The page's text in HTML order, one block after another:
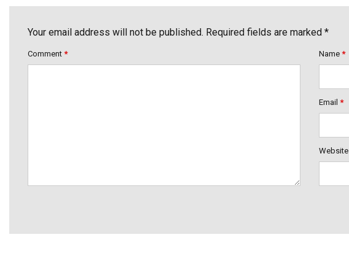
Your email address will not be published. Required fields are marked *
Comment * Name *
Email *
Website